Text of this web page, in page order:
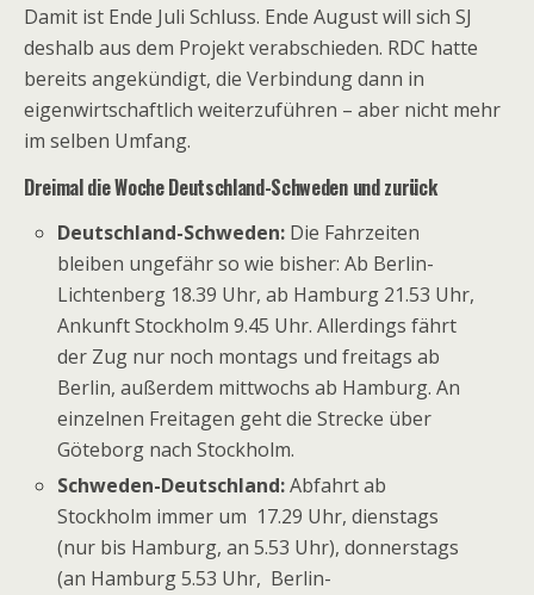
Damit ist Ende Juli Schluss. Ende August will sich SJ
deshalb aus dem Projekt verabschieden. RDC hatte
bereits angekündigt, die Verbindung dann in
eigenwirtschaftlich weiterzuführen – aber nicht mehr
im selben Umfang.
Dreimal die Woche Deutschland-Schweden und zurück
Deutschland-Schweden: Die Fahrzeiten
bleiben ungefähr so wie bisher: Ab Berlin-
Lichtenberg 18.39 Uhr, ab Hamburg 21.53 Uhr,
Ankunft Stockholm 9.45 Uhr. Allerdings fährt
der Zug nur noch montags und freitags ab
Berlin, außerdem mittwochs ab Hamburg. An
einzelnen Freitagen geht die Strecke über
Göteborg nach Stockholm.
Schweden-Deutschland:Abfahrt ab
Stockholm immer um 17.29 Uhr, dienstags
(nur bis Hamburg, an 5.53 Uhr), donnerstags
(an Hamburg 5.53 Uhr, Berlin-